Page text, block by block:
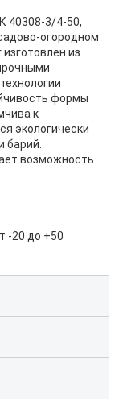
40308-3/4-50,
огородном
из
формы
к
экологически
барий.
возможность
-20 до +50